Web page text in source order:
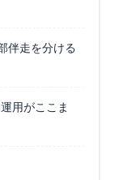
伴走を分ける
用がここま